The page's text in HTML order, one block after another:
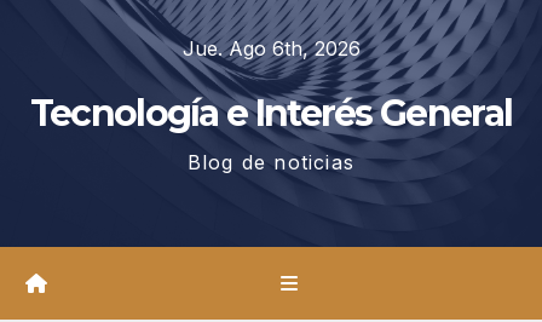
Jue. Ago 6th, 2026
Tecnología e Interés General
Blog de noticias